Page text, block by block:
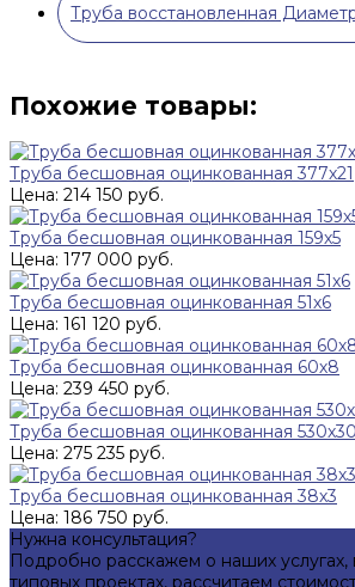
Труба восстановленная
Похожие товары:
Труба бесшовная оцинкованная 377х21
Цена: 214 150 руб.
Труба бесшовная оцинкованная 159х5
Цена: 177 000 руб.
Труба бесшовная оцинкованная 51х6
Цена: 161 120 руб.
Труба бесшовная оцинкованная 60х8
Цена: 239 450 руб.
Труба бесшовная оцинкованная 530х30
Цена: 275 235 руб.
Труба бесшовная оцинкованная 38х3
Цена: 186 750 руб.
Нужна консультация?
Подробно расскажем о наших услугах,
типовых проектах, рассчитаем